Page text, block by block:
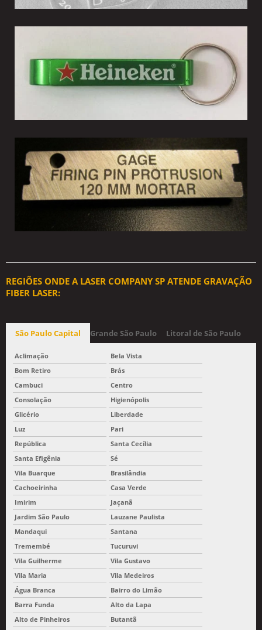
REGIÕES ONDE A LASER COMPANY SP ATENDE GRAVAÇÃO
FIBER LASER:
São Paulo Capital Grande São Paulo Litoral de São Paulo
Aclimação
Bela Vista
Bom Retiro
Brás
Cambuci
Centro
Consolação
Higienópolis
Glicério
Liberdade
Luz
Pari
República
Santa Cecília
Santa Efigênia
Sé
Vila Buarque
Brasilândia
Cachoeirinha
Casa Verde
Imirim
Jaçanã
Jardim São Paulo
Lauzane Paulista
Mandaqui
Santana
Tremembé
Tucuruvi
Vila Guilherme
Vila Gustavo
Vila Maria
Vila Medeiros
Água Branca
Bairro do Limão
Barra Funda
Alto da Lapa
Alto de Pinheiros
Butantã